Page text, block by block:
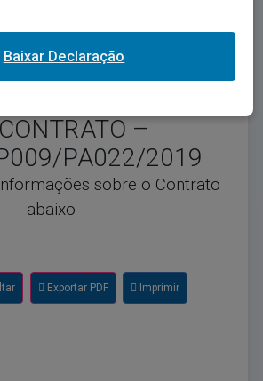
ou custodiadas.
CONTRATO –
PA022/2019
sobre o Contrato
abaixo
Exportar PDF Imprimir
Baixar Declaração